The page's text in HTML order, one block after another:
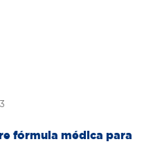
fórmula médica para